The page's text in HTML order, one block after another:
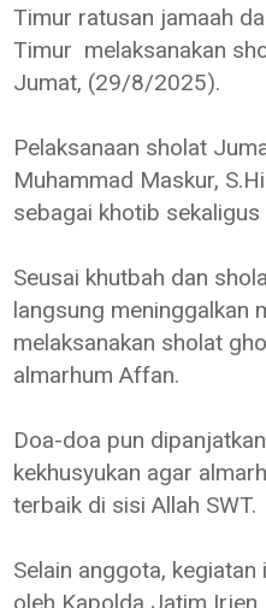
Timur ratusan jamaah
Timur melaksanakan
Jumat, (29/8/2025).
Pelaksanaan sholat
Muhammad Maskur,
sebagai khotib sekaligus
Seusai khutbah dan
langsung meninggalkan
melaksanakan sholat
almarhum Affan.
Doa-doa pun
kekhusyukan agar
terbaik di sisi Allah SWT.
Selain anggota,
oleh Kapolda Jatim Irjen